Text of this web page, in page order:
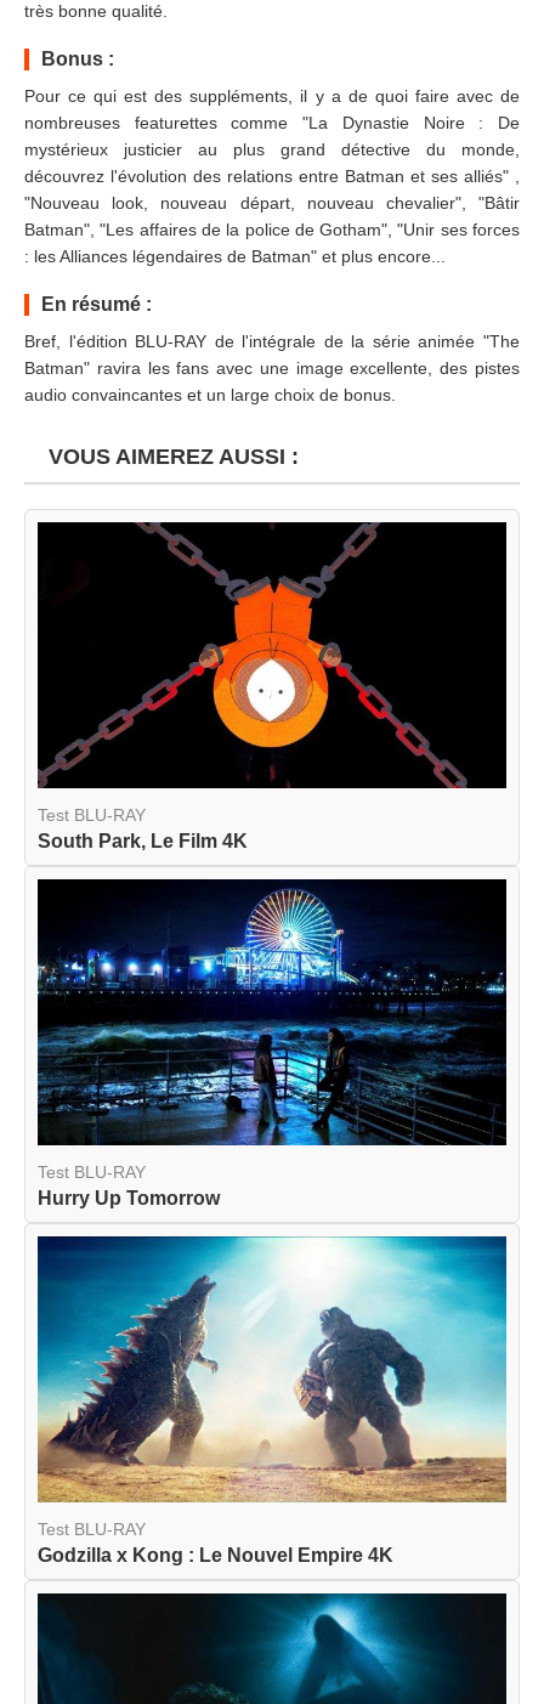
très bonne qualité.
Bonus :
Pour ce qui est des suppléments, il y a de quoi faire avec de
nombreuses featurettes comme "La Dynastie Noire : De
mystérieux justicier au plus grand détective du monde,
découvrez l'évolution des relations entre Batman et ses alliés" ,
"Nouveau look, nouveau départ, nouveau chevalier", "Bâtir
Batman", "Les affaires de la police de Gotham", "Unir ses forces
: les Alliances légendaires de Batman" et plus encore...
En résumé :
Bref, l'édition BLU-RAY de l'intégrale de la série animée "The
Batman" ravira les fans avec une image excellente, des pistes
audio convaincantes et un large choix de bonus.
VOUS AIMEREZ AUSSI :
Test BLU-RAY
South Park, Le Film 4K
Test BLU-RAY
Hurry Up Tomorrow
Test BLU-RAY
Godzilla x Kong : Le Nouvel Empire 4K